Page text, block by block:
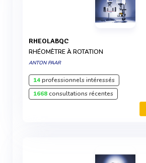
RHEOLABQC
RHÉOMÈTRE À ROTATION
ANTON PAAR
14professionnels intéressés
1668consultations récentes